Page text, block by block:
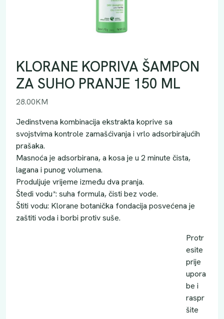
KLORANE KOPRIVA ŠAMPON
ZA SUHO PRANJE 150 ML
28.00KM
Jedinstvena kombinacija ekstrakta koprive sa
svojstvima kontrole zamašćivanja i vrlo adsorbirajućih
prašaka.
Masnoća je adsorbirana, a kosa je u 2 minute čista,
lagana i punog volumena.
Produljuje vrijeme između dva pranja.
Štedi vodu*: suha formula, čisti bez vode.
Štiti vodu: Klorane botanička fondacija posvećena je
zaštiti voda i borbi protiv suše.
Protr
esite
prije
upora
be i
raspr
šite